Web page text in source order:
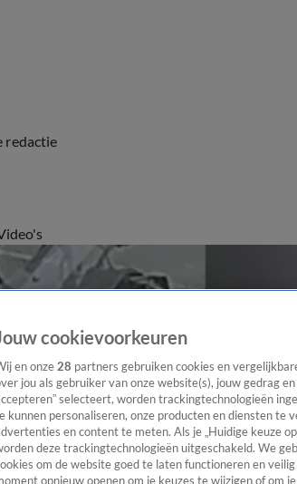
redactie
cookievoorkeuren
en onze 28 partners gebruiken cookies en
jou als gebruiker van onze website(s), jouw gedrag
selecteert, worden trackingtechnologieën
kunnen personaliseren, onze producten en diensten te
en content te meten. Als je „Huidige keuze
deze trackingtechnologieën uitgeschakeld. We
om de website goed te laten functioneren en
opnieuw openen om je keuzes te wijzigen of om